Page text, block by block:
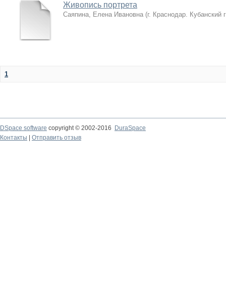
Живопись портрета
Саяпина, Елена Ивановна (г. Краснодар. Кубанский
1
DSpace software copyright © 2002-2016
DuraSpace
Контакты
Отправить отзыв